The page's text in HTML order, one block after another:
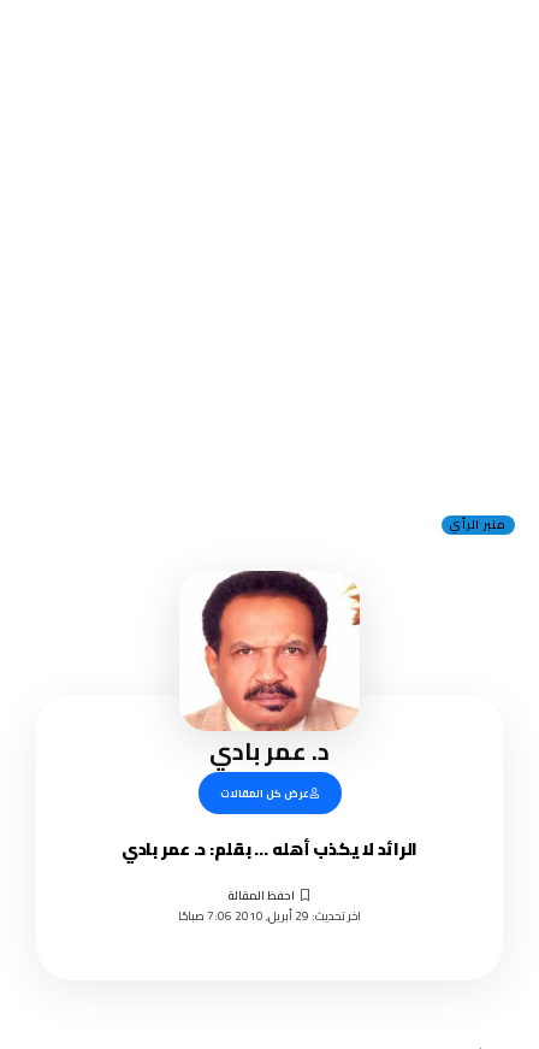
منبر الرأي
د. عمر بادي
عرض كل المقالات
الرائد لا يكذب أهله … بقلم: د. عمر بادي
اخر تحديث: 29 أبريل, 2010 7:06 صباحًا